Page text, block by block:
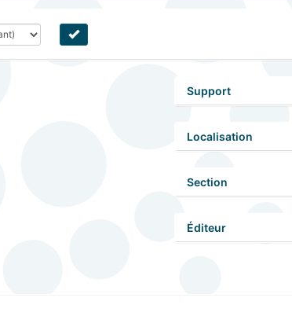
Support
Localisation
Section
Éditeur